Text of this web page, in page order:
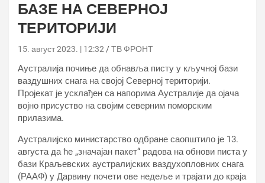
БАЗЕ НА СЕВЕРНОЈ
ТЕРИТОРИЈИ
15. август 2023. | 12:32 ТВ ФРОНТ
Аустралија почиње да обнавља писту у кључној бази
ваздушних снага на својој Северној територији.
Пројекат је усклађен са напорима Аустралије да ојача
војно присуство на својим северним поморским
прилазима.
Аустралијско министарство одбране саопштило је 13.
августа да ће „значајан пакет“ радова на обнови писта у
бази Краљевских аустралијских ваздухопловних снага
(РААФ) у Дарвину почети ове недеље и трајати до краја